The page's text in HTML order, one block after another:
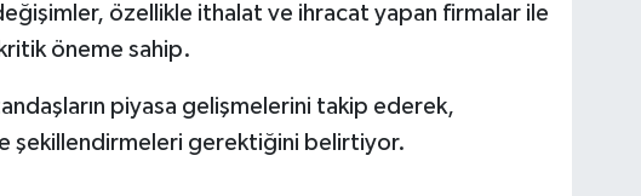
özellikle ithalat ve ihracat yapan firmalar ile
öneme sahip.
piyasa gelişmelerini takip ederek,
şekillendirmeleri gerektiğini belirtiyor.